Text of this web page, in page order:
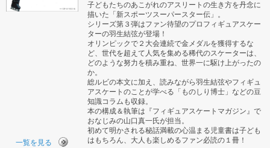
子どもたちのあこがれのアスリートの生き方を丹念に
描いた「新スポーツスーパースター伝」。
シリーズ第３弾はファン待望のプロフィギュアスケー
ターの羽生結弦が登場！
オリンピックで２大会連続で金メダルを獲得するな
ど、世代を超えて人気を集める稀代のスケーターは、
どのような努力を積み重ね、世界一に駆け上がったの
か。
総ルビの本文に加え、読みながら羽生結弦やフィギュ
アスケートのことが学べる「ものしり博士」などの豆
知識コラムも収録。
本の構成＆執筆は『フィギュアスケートマガジン』で
おなじみの山口真一氏が担当。
初めて明かされる秘話満載の心温まる児童書は子ども
はもちろん、大人も楽しめるファン必読の１冊！
一覧を見る